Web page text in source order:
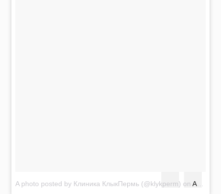
A photo posted by Клиника КлыкПермь (@klykperm) onAug 22, 2016 at 7:42am PDT